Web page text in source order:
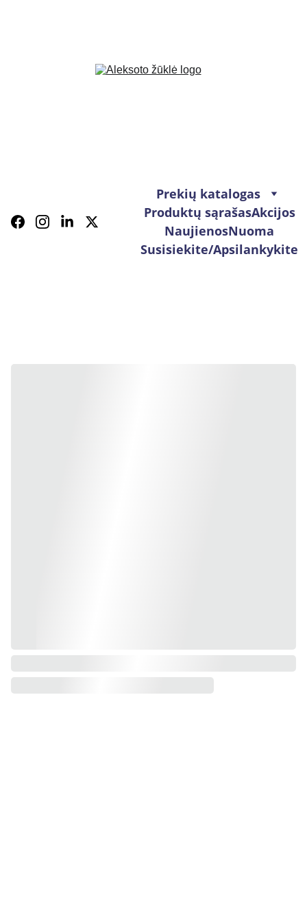
Prekių katalogas
Produktų sąrašasAkcijos
NaujienosNuoma
Susisiekite/Apsilankykite